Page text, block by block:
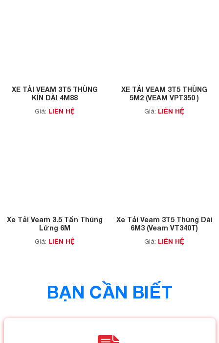
XE TẢI VEAM 3T5 THÙNG
KÍN DÀI 4M88
Giá: LIÊN HỆ
XE TẢI VEAM 3T5 THÙNG
5M2 (VEAM VPT350 )
Giá: LIÊN HỆ
Xe Tải Veam 3.5 Tấn Thùng
Lửng 6M
Giá: LIÊN HỆ
Xe Tải Veam 3T5 Thùng Dài
6M3 (Veam VT340T)
Giá: LIÊN HỆ
BẠN CẦN BIẾT